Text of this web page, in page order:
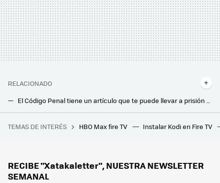
RELACIONADO
Te vendieron el idílico sueño de vivir en una cabaña en el campo siendo autosuficiente. La ley tiene otra opinión
España va a encadenar tres olas de calor en seis semanas. AEMET lo tiene claro: ya no es una ola, es el clima
TEMAS DE INTERÉS HBO Max fire TV Instalar Kodi en Fire TV
RECIBE "Xatakaletter", NUESTRA NEWSLETTER
SEMANAL